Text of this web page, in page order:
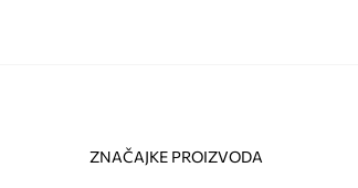
ZNAČAJKE PROIZVODA